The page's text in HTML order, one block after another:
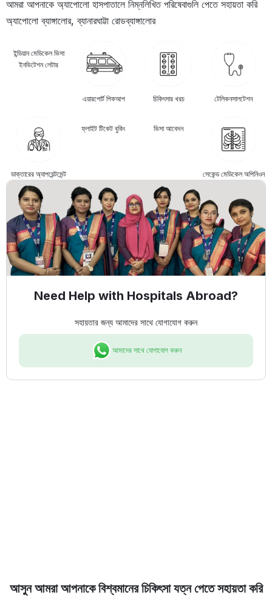
আমরা আপনাকে অ্যাপোলো হাসপাতালে নিম্নলিখিত পরিষেবাগুলি পেতে সহায়তা করি
অ্যাপোলো ব্যাঙ্গালোর, ব্যানারঘাট্টা রোডব্যাঙ্গালোর
ইন্ডিয়ান মেডিকেল ভিসা
ইনভিটেশন লেটার
এয়ারপোর্ট পিকআপ চিকিৎসার খরচ টেলিকনসালটেশন
ডাক্তারের অ্যাপয়েন্টমেন্ট
ফ্লাইট টিকেট বুকিং ভিসা আবেদন
সেকেন্ড মেডিকেল অপিনিওন
Need Help with Hospitals Abroad?
সহায়তার জন্য আমাদের সাথে যোগাযোগ করুন
আমাদের সাথে যোগাযোগ করুন
আসুন আমরা আপনাকে বিশ্বমানের চিকিৎসা যত্ন পেতে সহায়তা করি